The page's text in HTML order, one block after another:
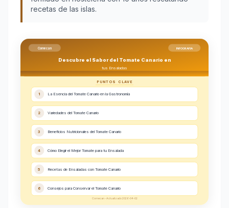
recetas de las islas.
Comecan INFOGRAFIA
Descubre el Sabor del Tomate Canario en
tus Ensaladas
PUNTOS CLAVE
1 La Esencia del Tomate Canario en la Gastronomía
2 Variedades del Tomate Canario
3 Beneficios Nutricionales del Tomate Canario
4 Cómo Elegir el Mejor Tomate para tu Ensalada
5 Recetas de Ensaladas con Tomate Canario
6 Consejos para Conservar el Tomate Canario
Comecan - Actualizado 2026-04-02